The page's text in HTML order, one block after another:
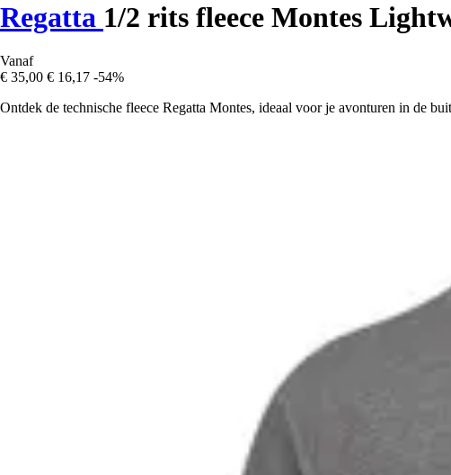
Regatta 1/2 rits fleece Montes
Vanaf
€ 35,00 € 16,17 -54%
Ontdek de technische fleece Regatta Montes, ideaal voor je avonturen in de